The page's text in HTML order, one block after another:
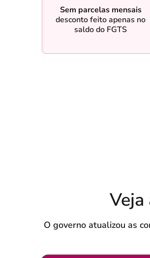
Sem parcelas mensais
desconto feito apenas no
saldo do FGTS
O governo atualizou as